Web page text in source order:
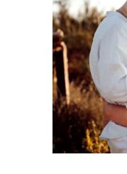
Pourquoi tes
pour